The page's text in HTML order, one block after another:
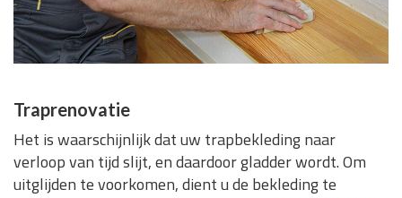
Traprenovatie
Het is waarschijnlijk dat uw trapbekleding naar
verloop van tijd slijt, en daardoor gladder wordt. Om
uitglijden te voorkomen, dient u de bekleding te